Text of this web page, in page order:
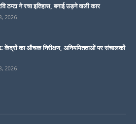
टम्टा ने रचा इतिहास, बनाई उड़ने वाली कार
2026
केंद्रों का औचक निरीक्षण, अनियमितताओं पर संचालकों
2026